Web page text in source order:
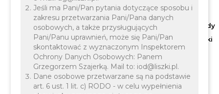
Nazwa miejscowego planu
zagospodarowania przestrzennego
lub zmiany planu
Nr i data
uchwały Rady
Gminy
Liszki
Jeśli ma Pani/Pan pytania dotyczące sposobu i
zakresu przetwarzania Pani/Pana danych
osobowych, a także przysługujących
Pani/Panu uprawnień, może się Pani/Pan
skontaktować z wyznaczonym Inspektorem
Ochrony Danych Osobowych: Panem
Grzegorzem Szajerką. Mail to: iod@liszki.pl.
Dane osobowe przetwarzane są na podstawie
art. 6 ust. 1 lit. c) RODO - w celu wypełnienia